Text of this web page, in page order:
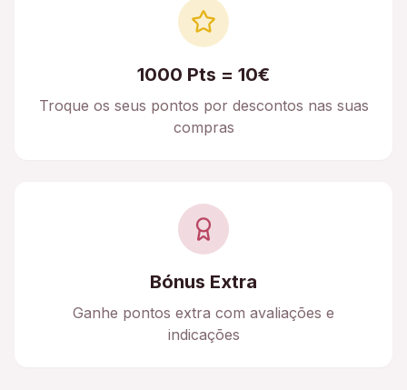
1000 Pts = 10€
Troque os seus pontos por descontos nas suas
compras
Bónus Extra
Ganhe pontos extra com avaliações e
indicações